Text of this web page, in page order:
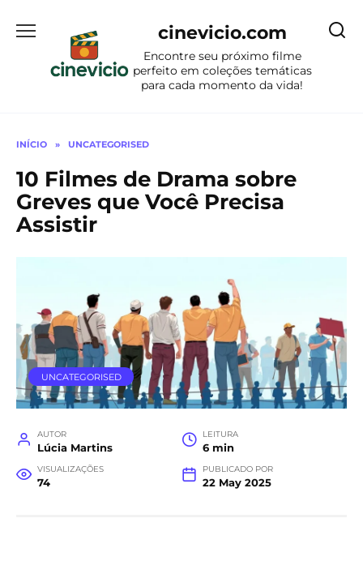
para
conteúdo
cinevicio.com
Encontre seu próximo filme
perfeito em coleções temáticas
para cada momento da vida!
INÍCIO » UNCATEGORISED
10 Filmes de Drama sobre
Greves que Você Precisa
Assistir
UNCATEGORISED
AUTOR
Lúcia Martins
LEITURA
6 min
VISUALIZAÇÕES
74
PUBLICADO POR
22 May 2025